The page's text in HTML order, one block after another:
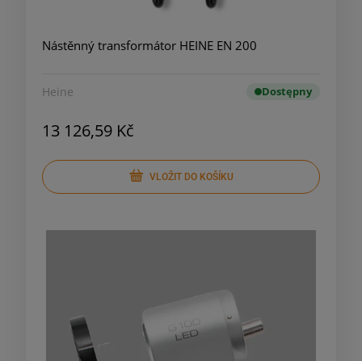
Nástěnný transformátor HEINE EN 200
Heine Dostępny
13 126,59 Kč
VLOŽIT DO KOŠÍKU